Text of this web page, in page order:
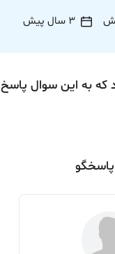
3 سال پیش
که به این سوال پاسخ